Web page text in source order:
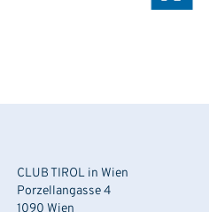
CLUB TIROL in Wien
Porzellangasse 4